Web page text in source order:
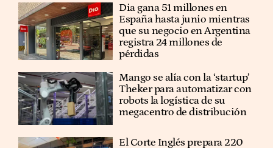
Dia gana 51 millones en
España hasta junio mientras
que su negocio en Argentina
registra 24 millones de
pérdidas
Mango se alía con la ‘startup’
Theker para automatizar con
robots la logística de su
megacentro de distribución
El Corte Inglés prepara 220